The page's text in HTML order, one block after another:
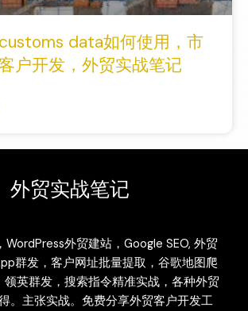
data如何使用，市
户开发，外贸实战笔记
外贸实战笔记
WordPress外贸建站，Google SEO, 外贸
群发，客户网址批量提取，谷歌地图爬
领英群发，搜索指令精准实战，各种外贸
。主张实战。免费分享外贸客户开发工